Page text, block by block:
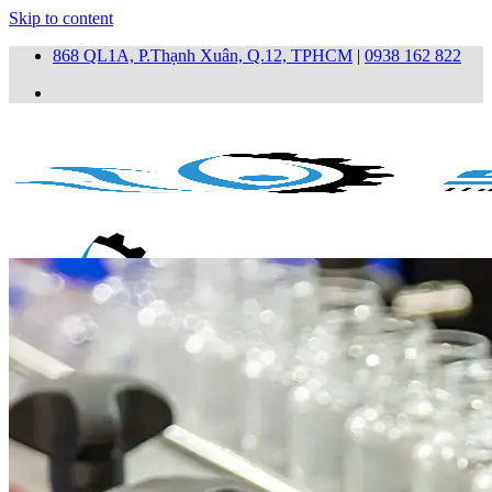
Skip to content
868 QL1A, P.Thạnh Xuân, Q.12, TPHCM | 0938 162 822